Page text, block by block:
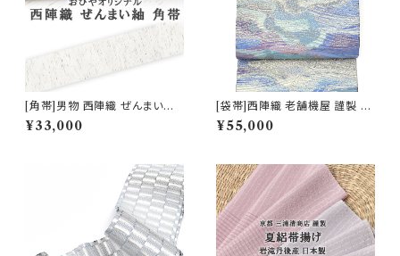
[角帯]男物 西陣織 ぜんまい紬
正絹 日本製(商品番号:12070m
2)
¥33,000
[袋帯]西陣織 老舗機屋 謹製 金
華山織 正絹 日本製(商品番号:2
2460)
¥55,000